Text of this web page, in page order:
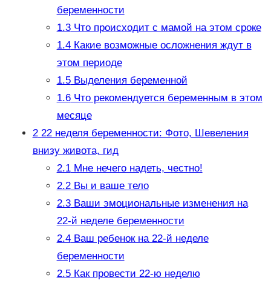
беременности
1.3Что происходит с мамой на этом сроке
1.4Какие возможные осложнения ждут в
этом периоде
1.5Выделения беременной
1.6Что рекомендуется беременным в этом
месяце
222 неделя беременности: Фото, Шевеления
внизу живота, гид
2.1Мне нечего надеть, честно!
2.2Вы и ваше тело
2.3Ваши эмоциональные изменения на
22-й неделе беременности
2.4Ваш ребенок на 22-й неделе
беременности
2.5Как провести 22-ю неделю